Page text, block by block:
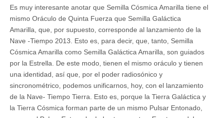
Es muy interesante anotar que Semilla Cósmica Amarilla tiene el
mismo Oráculo de Quinta Fuerza que Semilla Galáctica
Amarilla, que, por supuesto, corresponde al lanzamiento de la
Nave -Tiempo 2013. Esto es, para decir, que, tanto, Semilla
Cósmica Amarilla como Semilla Galáctica Amarilla, son guiados
por la Estrella. De este modo, tienen el mismo oráculo y tienen
una identidad, así que, por el poder radiosónico y
sincronométrico, podemos unificarnos, hoy, con el lanzamiento
de la Nave- Tiempo Tierra. Esto es, porque la Tierra Galáctica y
la Tierra Cósmica forman parte de un mismo Pulsar Entonado,